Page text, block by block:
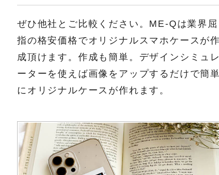
ぜひ他社とご比較ください。ME-Qは業界屈
指の格安価格でオリジナルスマホケースが
成頂けます。作成も簡単。デザインシミュ
ーターを使えば画像をアップするだけで簡
にオリジナルケースが作れます。